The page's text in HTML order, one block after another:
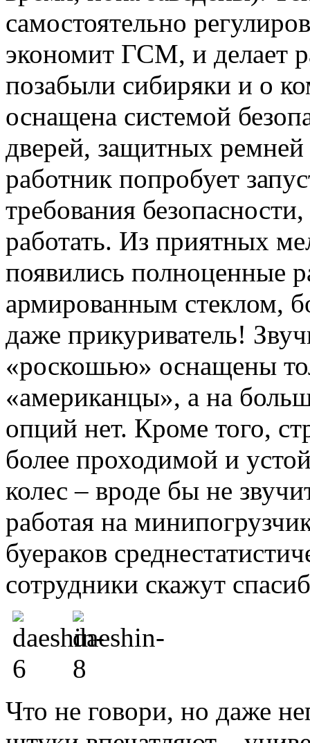
самостоятельно
экономит ГСМ, и делает
позабыли сибиряки и о
оснащена системой
дверей, защитных ремней
работник попробует
требования
работать. Из приятных
появились полноценные
армированным стеклом,
даже прикуриватель!
«роскошью» оснащены
«американцы», а на
опций нет. Кроме того,
более проходимой и
колес – вроде бы не
работая на
буераков
сотрудники скажут
Что не говори, но даже